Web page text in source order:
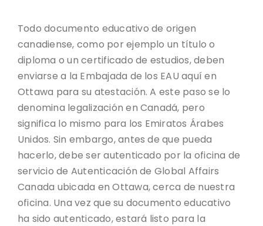
Todo documento educativo de origen
canadiense, como por ejemplo un título o
diploma o un certificado de estudios, deben
enviarse a la Embajada de los EAU aquí en
Ottawa para su atestación. A este paso se lo
denomina legalización en Canadá, pero
significa lo mismo para los Emiratos Árabes
Unidos. Sin embargo, antes de que pueda
hacerlo, debe ser autenticado por la oficina de
servicio de Autenticación de Global Affairs
Canada ubicada en Ottawa, cerca de nuestra
oficina. Una vez que su documento educativo
ha sido autenticado, estará listo para la